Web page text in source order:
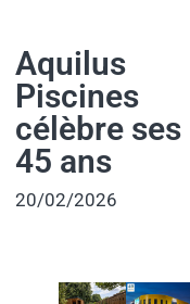
Aquilus
Piscines
célèbre ses
45 ans
20/02/2026